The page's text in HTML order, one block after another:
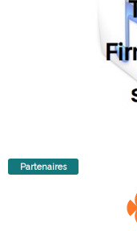
Partenaires